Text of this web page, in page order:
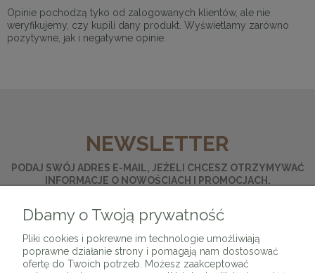
Opinie pochodzą tyko od zalogowanych klientów, ale nie
weryfikujemy, czy kupili dany produkt. Wyświetlamy zarówno
pozytywne, jak i negatywne opinie.
NEWSLETTER
PODAJ SWÓJ ADRES E-MAIL, JEŻELI CHCESZ OTRZYMYWAĆ
INFORMACJE O NOWOŚCIACH I PROMOCJACH.
Dbamy o Twoją prywatność
Pliki cookies i pokrewne im technologie umożliwiają
poprawne działanie strony i pomagają nam dostosować
ofertę do Twoich potrzeb. Możesz zaakceptować